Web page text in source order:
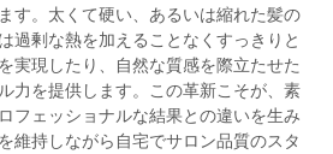
す。太くて硬い、あるいは縮れた髪の
過剰な熱を加えることなくすっきりと
実現したり、自然な質感を際立たせた
力を提供します。この革新こそが、素
フェッショナルな結果との違いを生み
維持しながら自宅でサロン品質のスタ